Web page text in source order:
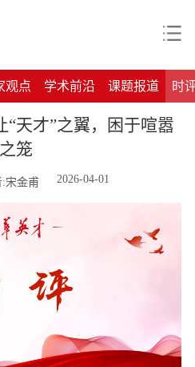
观点 学术前沿 课题报道 时
“天才”之翼，困于喧嚣
之笼
:宋金甫 2026-04-01